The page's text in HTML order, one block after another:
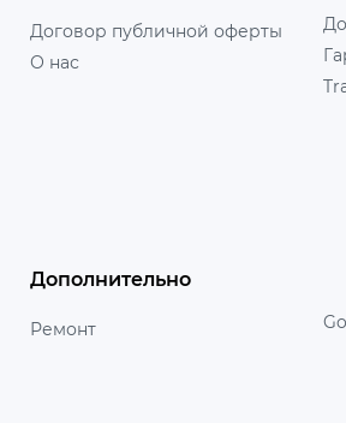
Договор публичной оферты
О нас
Дополнительно
Ремонт